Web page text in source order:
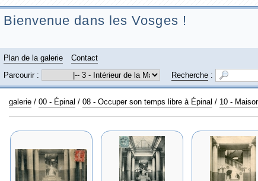
Bienvenue dans les Vosges !
Plan de la galerie
Contact
Parcourir :
Recherche:
galerie/ 00 - Épinal / 08 - Occuper son temps libre à Épinal / 10 -